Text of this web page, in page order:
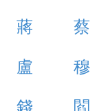
蔣 蔡
盧 穆
錢 閻